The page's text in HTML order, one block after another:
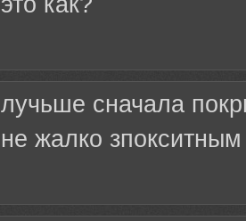
лучьше сначала
не жалко